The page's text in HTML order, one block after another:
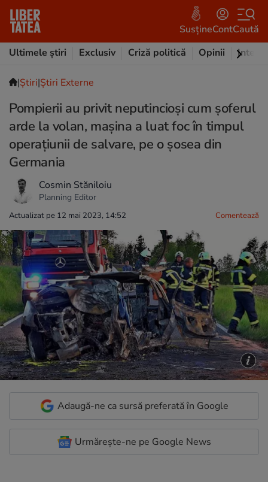
SusțineContCaută
Ultimele știri
Exclusiv Criză politică Opinii
|Ştiri|Știri Externe
Pompierii au privit neputincioși cum șoferul
arde la volan, mașina a luat foc în timpul
operațiunii de salvare, pe o șosea din
Germania
Cosmin Stăniloiu
Planning Editor
Actualizat pe 12 mai 2023, 14:52 Comentează
Adaugă-ne ca sursă preferată în Google
Urmărește-ne pe Google News